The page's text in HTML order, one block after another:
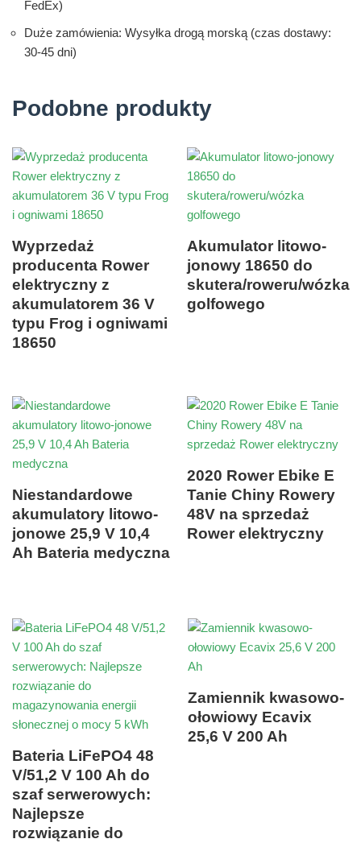
FedEx)
Duże zamówienia: Wysyłka drogą morską (czas dostawy:
30-45 dni)
Podobne produkty
Wyprzedaż
producenta Rower
elektryczny z
akumulatorem 36 V
typu Frog i ogniwami
18650
Akumulator litowo-
jonowy 18650 do
skutera/roweru/wózka
golfowego
Niestandardowe
akumulatory litowo-
jonowe 25,9 V 10,4
Ah Bateria medyczna
2020 Rower Ebike E
Tanie Chiny Rowery
48V na sprzedaż
Rower elektryczny
Bateria LiFePO4 48
V/51,2 V 100 Ah do
szaf serwerowych:
Najlepsze
rozwiązanie do
Zamiennik kwasowo-
ołowiowy Ecavix
25,6 V 200 Ah